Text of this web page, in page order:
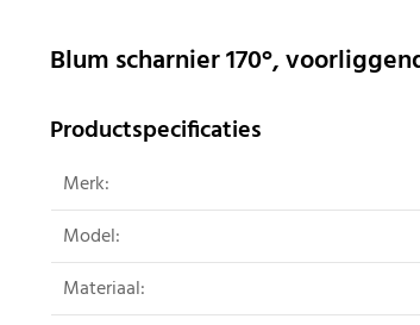
Blum scharnier 170°,
Productspecificaties
Merk:
Model:
Materiaal: